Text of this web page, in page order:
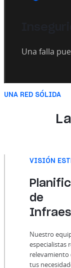
Una falla
UNA RED SÓLIDA
VISIÓN
de
Nuestro
especialistas
tus